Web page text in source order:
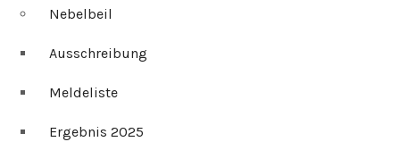
Nebelbeil
Ausschreibung
Meldeliste
Ergebnis 2025